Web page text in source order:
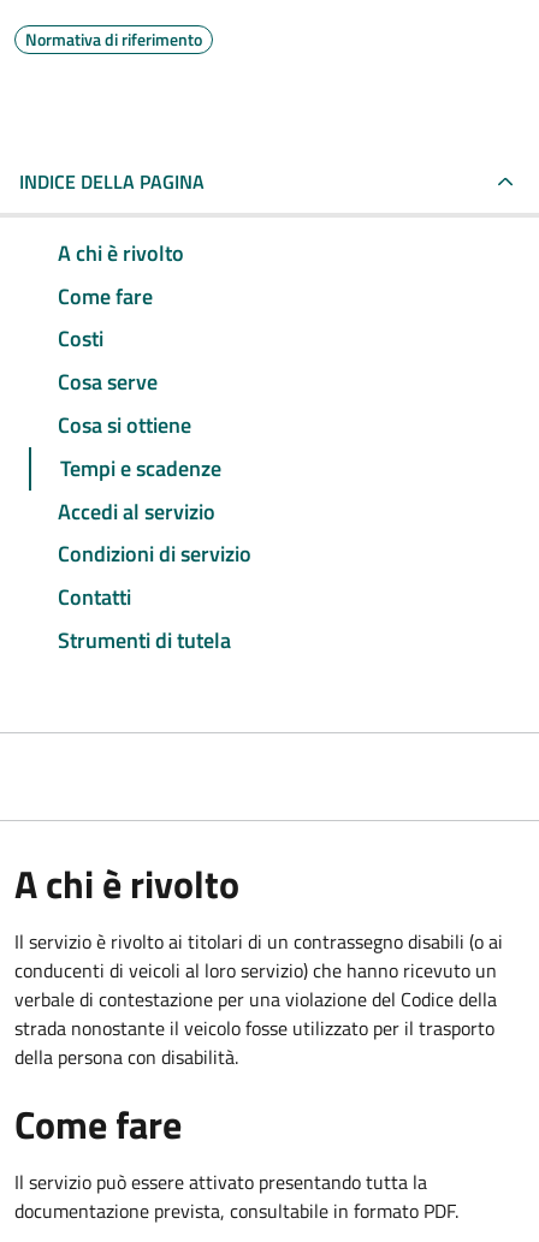
Normativa di riferimento
INDICE DELLA PAGINA
A chi è rivolto
Come fare
Costi
Cosa serve
Cosa si ottiene
Tempi e scadenze
Accedi al servizio
Condizioni di servizio
Contatti
Strumenti di tutela
A chi è rivolto
Il servizio è rivolto ai titolari di un contrassegno disabili (o ai
conducenti di veicoli al loro servizio) che hanno ricevuto un
verbale di contestazione per una violazione del Codice della
strada nonostante il veicolo fosse utilizzato per il trasporto
della persona con disabilità.
Come fare
Il servizio può essere attivato presentando tutta la
documentazione prevista, consultabile in formato PDF.